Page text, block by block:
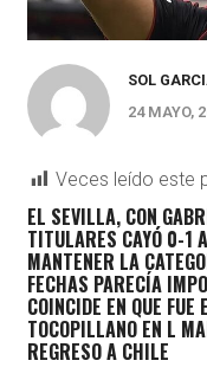
SOL
24 MAYO,
Veces leído este
EL SEVILLA, CON
TITULARES CAYÓ 0-1
MANTENER LA
FECHAS PARECÍA
COINCIDE EN QUE
TOCOPILLANO EN L
REGRESO A CHILE